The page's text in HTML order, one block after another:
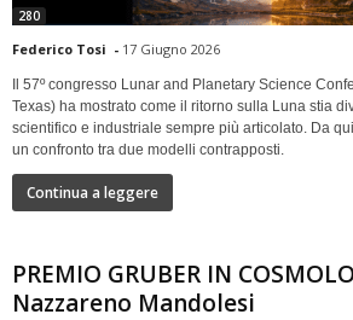
280
Federico Tosi - 17 Giugno 2026
Il 57º congresso Lunar and Planetary Science
Texas) ha mostrato come il ritorno sulla Luna stia
scientifico e industriale sempre più articolato. Da
un confronto tra due modelli contrapposti.
Continua a leggere
PREMIO GRUBER IN
Nazzareno Mandolesi